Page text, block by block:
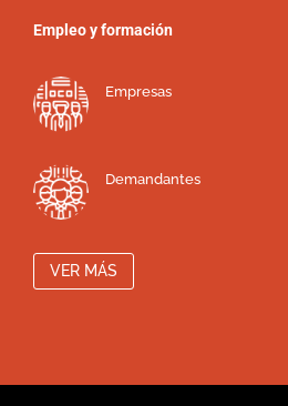
Empleo y formación
Empresas
Demandantes
VER MÁS